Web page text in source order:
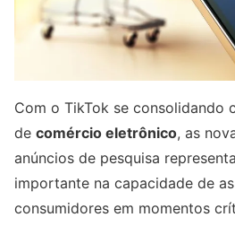
Com o TikTok se consolidando
de comércio eletrônico, as
anúncios de pesquisa
importante na capacidade de
consumidores em momentos